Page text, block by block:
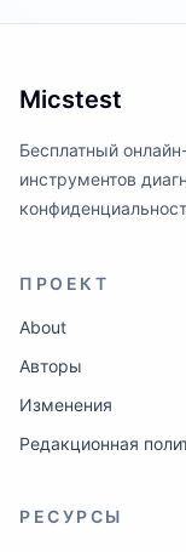
Micstest
Бесплатный
инструментов
ПРОЕКТ
About
Авторы
Изменения
Редакционная
РЕСУРСЫ